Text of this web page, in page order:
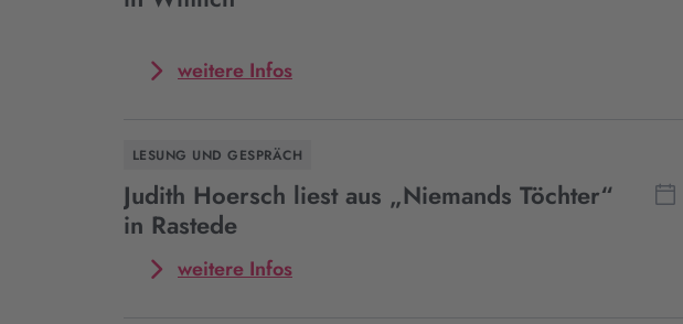
Horn-
weitere InfosMehr
Hoersch
liest
in
LESUNG UND GESPRÄCH
Judith Hoersch liest aus „Niemands Töchter“
in Rastede
weitere InfosMehr